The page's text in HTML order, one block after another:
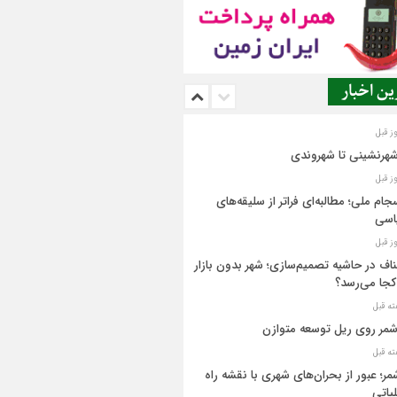
اخبار
تا شهروندی
ملی؛ مطالبه‌ای فراتر از سلیقه‌های
در حاشیه تصمیم‌سازی؛ شهر بدون بازار
می‌رسد؟
روی ریل توسعه متوازن
عبور از بحران‌های شهری با نقشه راه